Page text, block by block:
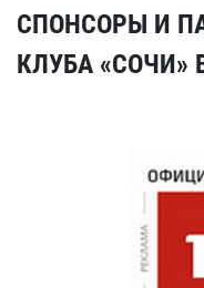
СПОНСОРЫ И
КЛУБА «СОЧИ»